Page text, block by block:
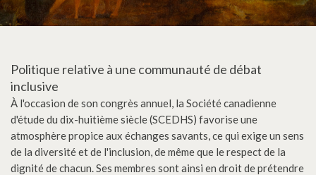
Politique relative à une communauté de débat
inclusive
À l'occasion de son congrès annuel, la Société canadienne
d'étude du dix-huitième siècle (SCEDHS) favorise une
atmosphère propice aux échanges savants, ce qui exige un sens
de la diversité et de l'inclusion, de même que le respect de la
dignité de chacun. Ses membres sont ainsi en droit de prétendre